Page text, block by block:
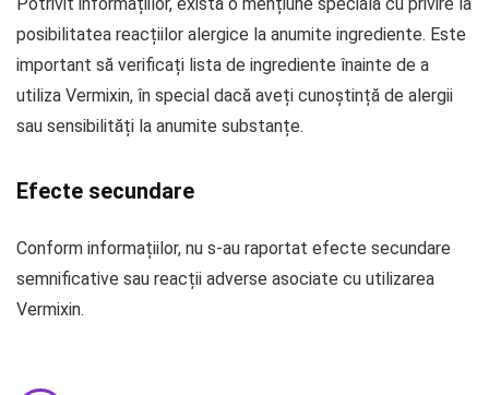
posibilitatea reacțiilor alergice la anumite ingrediente. Este
important să verificați lista de ingrediente înainte de a
utiliza Vermixin, în special dacă aveți cunoștință de alergii
sau sensibilități la anumite substanțe.
Efecte secundare
Conform informațiilor, nu s-au raportat efecte secundare
semnificative sau reacții adverse asociate cu utilizarea
Vermixin.